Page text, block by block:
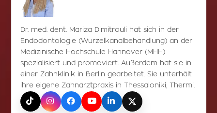
Dr. med. dent. Mariza Dimitrouli hat sich in der
Endodontologie (Wurzelkanalbehandlung) an der
Medizinische Hochschule Hannover (MHH)
spezialisiert und promoviert. Außerdem hat sie in
einer Zahnklinik in Berlin gearbeitet. Sie unterhält
ihre eigene Zahnarztpraxis in Thessaloniki, Thermi.
TikTokInstagramFacebookYouTubeLinkedInX (Twitter)